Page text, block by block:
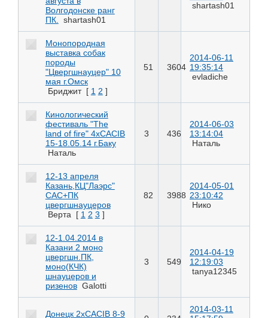
Волгодонске ранг
ПК.
shartash01
shartash01
Монопородная
выставка собак
породы
"Цвергшнауцер" 10
мая г.Омск
Бриджит [ 1 2 ]
51 3604
2014-06-11
19:35:14
evladiche
Кинологический
фестиваль "The
land of fire" 4хCACIB
15-18.05.14 г.Баку
Наталь
3 436
2014-06-03
13:14:04
Наталь
12-13 апреля
Казань,КЦ"Лаэрс"
САС+ПК
цвергшнауцеров
Верта
[ 1 2 3 ]
82 3988
2014-05-01
23:10:42
Нико
12-1.04.2014 в
Казани 2 моно
цвергшн.ПК,
моно(КЧК)
шнауцеров и
ризенов Galotti
3 549
2014-04-19
12:19:03
tanya12345
Донецк 2хCACIB 8-9
2014-03-11